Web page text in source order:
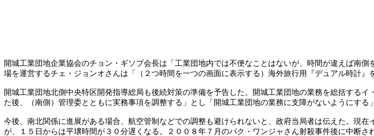
開城工業団地企業協会のチョン・ギソプ会長は「工業団地内では不便なことはないが、時間が違えば南
場を運営するチェ・ジョンオさんは「（２つ時間を一つの画面に表示する）海外旅行用『デュアル時計
開城工業団地北側中央特区開発指導総局も後続対策の準備を予告した。開城工業団地の業務を総括する
た後、（南側）管理委とともに実務事項を調整する」とし「開城工業団地の業務に支障がないようにする
今後、南北関係に進展がある場合、航空管制などでの調整も避けられないと、政府当局者は伝えた。現
が、１５日からは平壌時間が３０分遅くなる。２００８年７月のパク・ワンジャさん射殺事件後に中断